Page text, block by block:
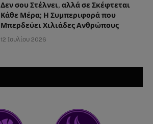
Δεν σου Στέλνει, αλλά σε Σκέφτεται
Κάθε Μέρα; Η Συμπεριφορά που
Μπερδεύει Χιλιάδες Ανθρώπους
12 Ιουλίου 2026